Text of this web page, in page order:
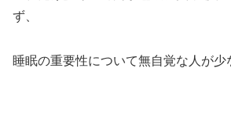
ず、
睡眠の重要性について無自覚な人が少